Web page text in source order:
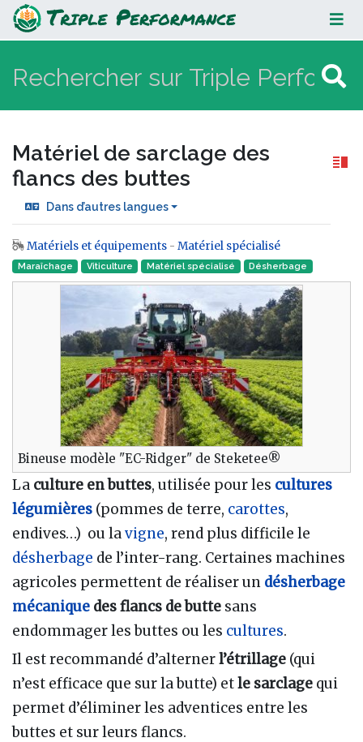
Matériel de sarclage des flancs
des buttes
Matériel de sarclage des
flancs des buttes
Dans d’autres langues
Aller à :navigation,rechercher
Matériels et équipements - Matériel spécialisé
Maraîchage Viticulture Matériel spécialisé Désherbage
Bineuse modèle "EC-Ridger" de Steketee®
La culture en buttes, utilisée pour les cultures
légumières (pommes de terre, carottes,
endives…) ou lavigne, rend plus difficile le
désherbage de l’inter-rang. Certaines machines
agricoles permettent de réaliser un désherbage
mécanique des flancs de butte sans
endommager les buttes ou les cultures.
Il est recommandé d’alternerl’étrillage (qui
n’est efficace que sur la butte) etle sarclage qui
permet d’éliminer les adventices entre les
buttes et sur leurs flancs.